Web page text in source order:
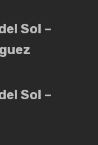
Sol –
Sol –